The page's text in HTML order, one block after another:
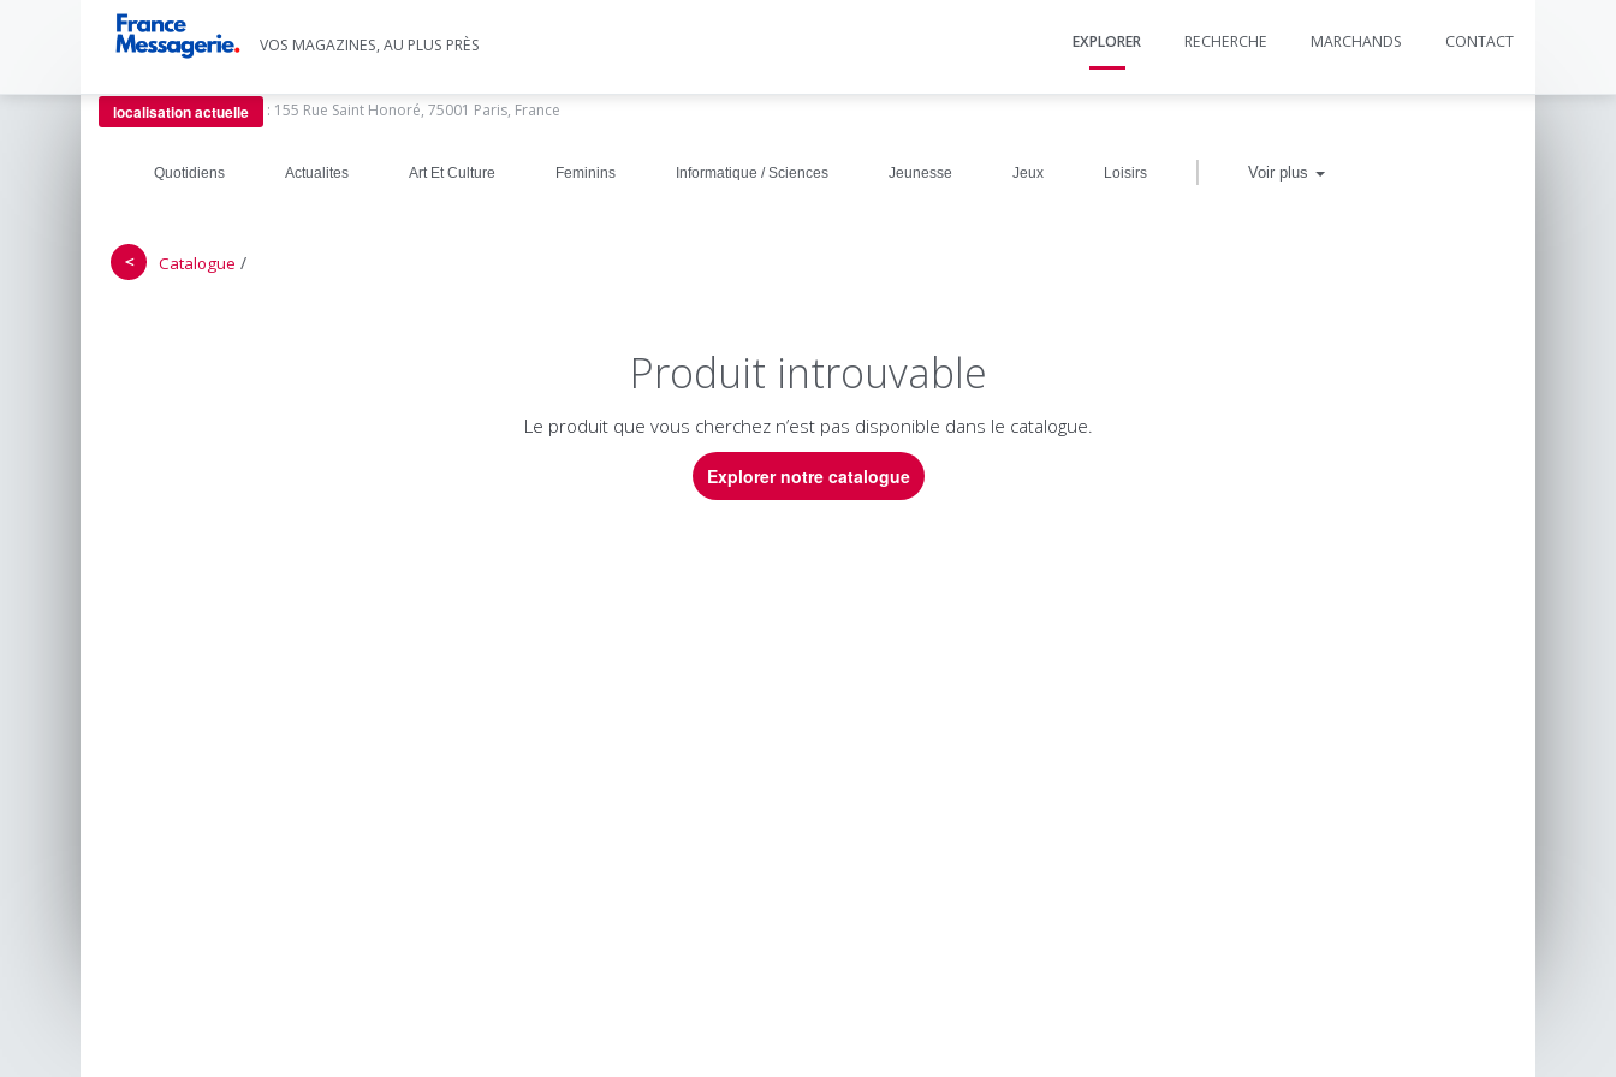
VOS MAGAZINES, AU PLUS PRÈS EXPLORER RECHERCHE MARCHANDS CONTACT
localisation actuelle : 155 Rue Saint Honoré, 75001 Paris, France
Quotidiens Actualites Art Et Culture Feminins Informatique / Sciences Jeunesse Jeux Loisirs | Voir plus
＜ Catalogue /
Produit introuvable
Le produit que vous cherchez n’est pas disponible dans le catalogue.
Explorer notre catalogue